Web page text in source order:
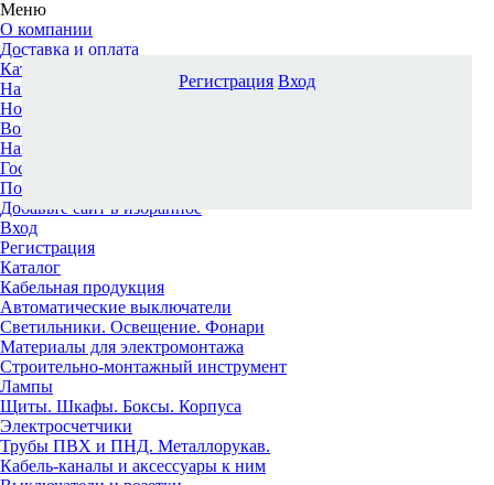
Меню
О компании
Доставка и оплата
Каталог
Наши офисы
Новости и новинки
Вопрос-ответ
Наша команда
Гос. заказчикам
Поставщикам
Добавьте сайт в избранное
Вход
Регистрация
Каталог
Кабельная продукция
Автоматические выключатели
Светильники. Освещение. Фонари
Материалы для электромонтажа
Строительно-монтажный инструмент
Лампы
Щиты. Шкафы. Боксы. Корпуса
Электросчетчики
Трубы ПВХ и ПНД. Металлорукав.
Кабель-каналы и аксессуары к ним
Регистрация Вход